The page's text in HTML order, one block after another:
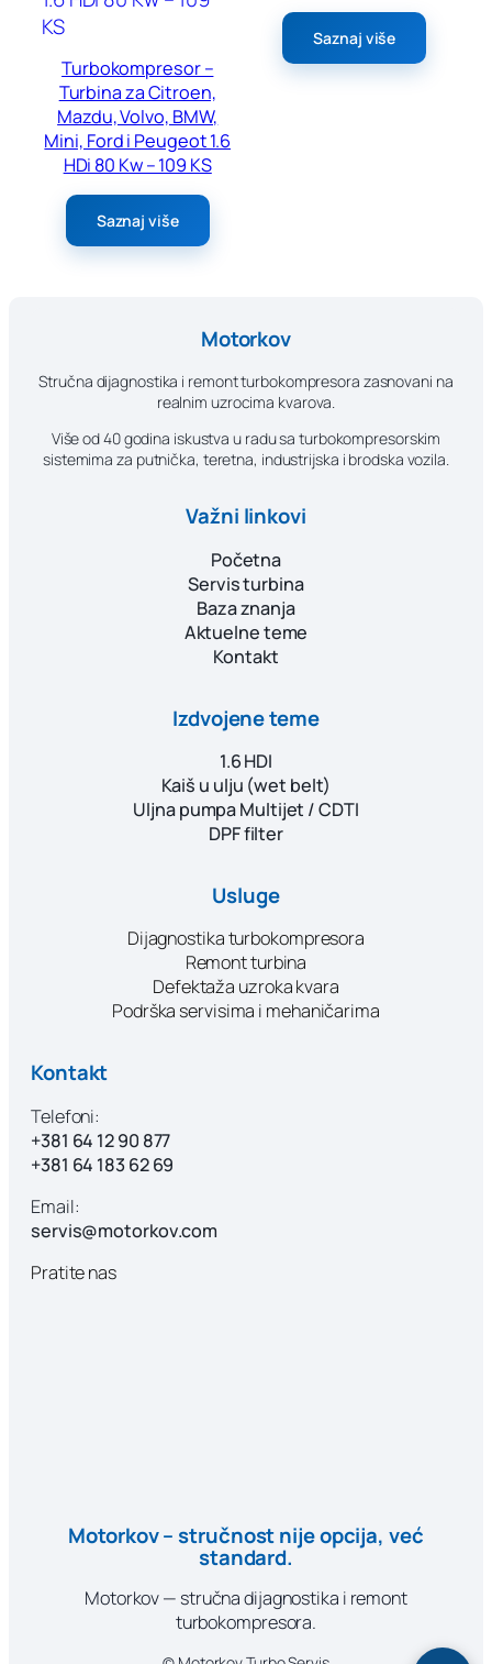
Turbokompresor –
Turbina za Citroen,
Mazdu, Volvo, BMW,
Mini, Ford i Peugeot 1.6
HDi 80 Kw – 109 KS
Saznaj više
Saznaj više
Motorkov
Stručna dijagnostika i remont turbokompresora zasnovani na
realnim uzrocima kvarova.
Više od 40 godina iskustva u radu sa turbokompresorskim
sistemima za putnička, teretna, industrijska i brodska vozila.
Važni linkovi
Početna
Servis turbina
Baza znanja
Aktuelne teme
Kontakt
Izdvojene teme
1.6 HDI
Kaiš u ulju (wet belt)
Uljna pumpa Multijet / CDTI
DPF filter
Usluge
Dijagnostika turbokompresora
Remont turbina
Defektaža uzroka kvara
Podrška servisima i mehaničarima
Kontakt
Telefoni:
+381 64 12 90 877
+381 64 183 62 69
Email:
servis@motorkov.com
Pratite nas
Motorkov – stručnost nije opcija, već
standard.
Motorkov — stručna dijagnostika i remont
turbokompresora.